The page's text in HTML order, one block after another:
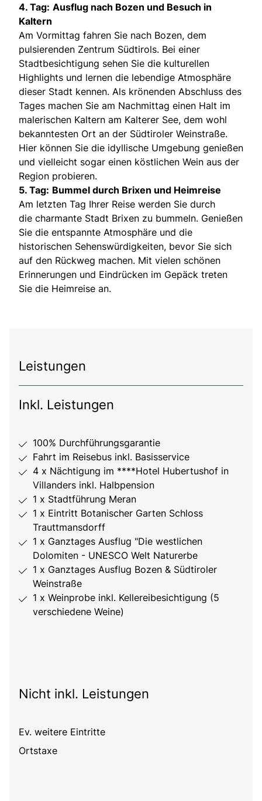
4. Tag: Ausflug nach Bozen und Besuch in
Kaltern
Am Vormittag fahren Sie nach Bozen, dem
pulsierenden Zentrum Südtirols. Bei einer
Stadtbesichtigung sehen Sie die kulturellen
Highlights und lernen die lebendige Atmosphäre
dieser Stadt kennen. Als krönenden Abschluss des
Tages machen Sie am Nachmittag einen Halt im
malerischen Kaltern am Kalterer See, dem wohl
bekanntesten Ort an der Südtiroler Weinstraße.
Hier können Sie die idyllische Umgebung genießen
und vielleicht sogar einen köstlichen Wein aus der
Region probieren.
5. Tag: Bummel durch Brixen und Heimreise
Am letzten Tag Ihrer Reise werden Sie durch
die charmante Stadt Brixen zu bummeln. Genießen
Sie die entspannte Atmosphäre und die
historischen Sehenswürdigkeiten, bevor Sie sich
auf den Rückweg machen. Mit vielen schönen
Erinnerungen und Eindrücken im Gepäck treten
Sie die Heimreise an.
Leistungen
Inkl. Leistungen
100% Durchführungsgarantie
Fahrt im Reisebus inkl. Basisservice
4 x Nächtigung im ****Hotel Hubertushof in
Villanders inkl. Halbpension
1 x Stadtführung Meran
1 x Eintritt Botanischer Garten Schloss
Trauttmansdorff
1 x Ganztages Ausflug "Die westlichen
Dolomiten - UNESCO Welt Naturerbe
1 x Ganztages Ausflug Bozen & Südtiroler
Weinstraße
1 x Weinprobe inkl. Kellereibesichtigung (5
verschiedene Weine)
Nicht inkl. Leistungen
Ev. weitere Eintritte
Ortstaxe